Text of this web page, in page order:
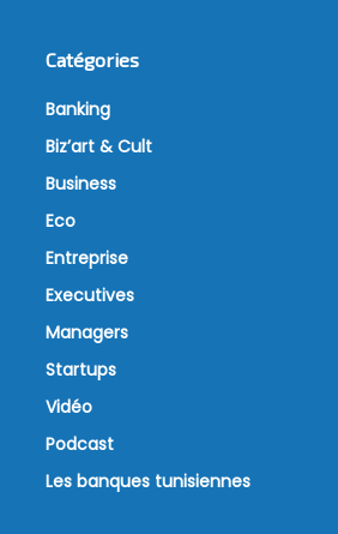
Catégories
Banking
Biz’art & Cult
Business
Eco
Entreprise
Executives
Managers
Startups
Vidéo
Podcast
Les banques tunisiennes